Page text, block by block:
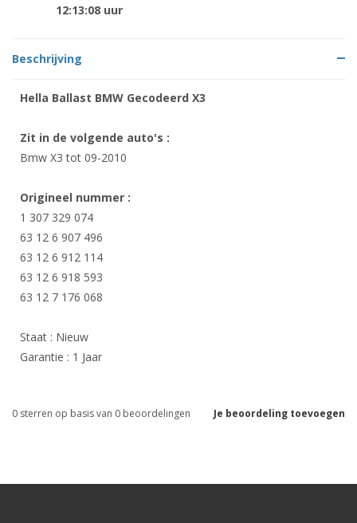
12:13:08uur
Beschrijving
Hella Ballast BMW Gecodeerd X3
Zit in de volgende auto's :
Bmw X3 tot 09-2010
Origineel nummer :
1 307 329 074
63 12 6 907 496
63 12 6 912 114
63 12 6 918 593
63 12 7 176 068
Staat : Nieuw
Garantie : 1 Jaar
Je beoordeling toevoegen
0 sterren op basis van 0 beoordelingen